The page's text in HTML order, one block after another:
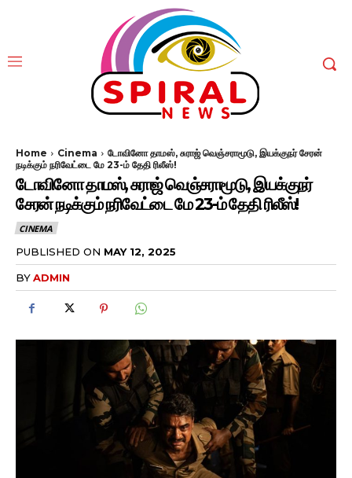
Home Cinema
டோவினோ தாமஸ், சுராஜ் வெஞ்சராமூடு, இயக்குநர் சேரன்
நடிக்கும் நரிவேட்டை மே 23-ம் தேதி ரிலீஸ்!
டோவினோ தாமஸ், சுராஜ் வெஞ்சராமூடு, இயக்குநர்
சேரன் நடிக்கும் நரிவேட்டை மே 23-ம் தேதி ரிலீஸ்!
CINEMA
PUBLISHED ON MAY 12, 2025
BYADMIN